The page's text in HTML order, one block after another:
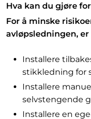
Hva kan du gjøre
For å minske
avløpsledningen,
Installere
stikkledning for
Installere
selvstengende
Installere en